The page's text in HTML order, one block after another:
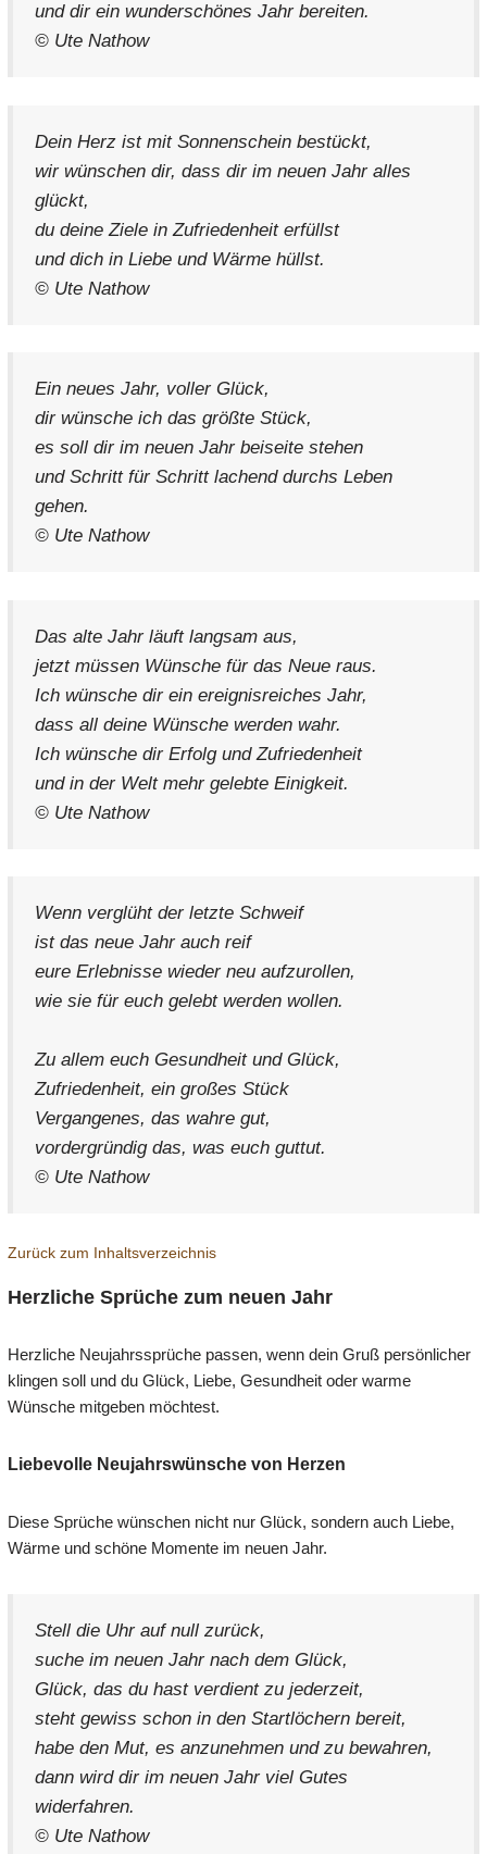
und dir ein wunderschönes Jahr bereiten.
© Ute Nathow
Dein Herz ist mit Sonnenschein bestückt,
wir wünschen dir, dass dir im neuen Jahr alles
glückt,
du deine Ziele in Zufriedenheit erfüllst
und dich in Liebe und Wärme hüllst.
© Ute Nathow
Ein neues Jahr, voller Glück,
dir wünsche ich das größte Stück,
es soll dir im neuen Jahr beiseite stehen
und Schritt für Schritt lachend durchs Leben
gehen.
© Ute Nathow
Das alte Jahr läuft langsam aus,
jetzt müssen Wünsche für das Neue raus.
Ich wünsche dir ein ereignisreiches Jahr,
dass all deine Wünsche werden wahr.
Ich wünsche dir Erfolg und Zufriedenheit
und in der Welt mehr gelebte Einigkeit.
© Ute Nathow
Wenn verglüht der letzte Schweif
ist das neue Jahr auch reif
eure Erlebnisse wieder neu aufzurollen,
wie sie für euch gelebt werden wollen.
Zu allem euch Gesundheit und Glück,
Zufriedenheit, ein großes Stück
Vergangenes, das wahre gut,
vordergründig das, was euch guttut.
© Ute Nathow
Zurück zum Inhaltsverzeichnis
Herzliche Sprüche zum neuen Jahr
Herzliche Neujahrssprüche passen, wenn dein Gruß persönlicher
klingen soll und du Glück, Liebe, Gesundheit oder warme
Wünsche mitgeben möchtest.
Liebevolle Neujahrswünsche von Herzen
Diese Sprüche wünschen nicht nur Glück, sondern auch Liebe,
Wärme und schöne Momente im neuen Jahr.
Stell die Uhr auf null zurück,
suche im neuen Jahr nach dem Glück,
Glück, das du hast verdient zu jederzeit,
steht gewiss schon in den Startlöchern bereit,
habe den Mut, es anzunehmen und zu bewahren,
dann wird dir im neuen Jahr viel Gutes
widerfahren.
© Ute Nathow